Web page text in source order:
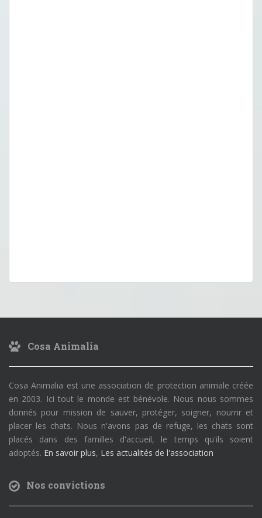
Cosa Animalia
Cosa Animalia est une association de protection animale créée
en 2003. Ici tout le monde est bénévole. Nous nous sommes
donnés pour mission de sauver, protéger, soigner, nourrir et
placer les chats. Nous n'avons pas de refuge, les chats sont
placés dans des familles d'accueil, le temps qu'ils soient
adoptés. En savoir plus, Les actualités de l'association
Nos convictions